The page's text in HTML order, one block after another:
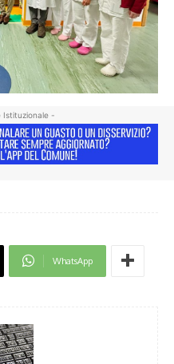
Istituzionale -
WhatsApp